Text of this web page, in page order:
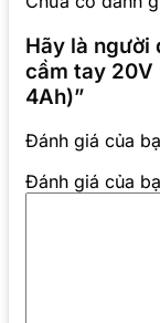
Hãy là người
cầm tay 20V
4Ah)”
Đánh giá của
Đánh giá của